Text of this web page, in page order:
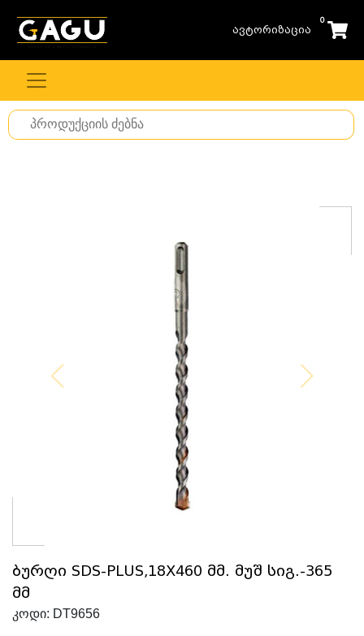
ავტორიზაცია
0
Search
for
ბურღი SDS-PLUS,18X460 მმ. მუშ სიგ.-365
მმ
კოდი: DT9656